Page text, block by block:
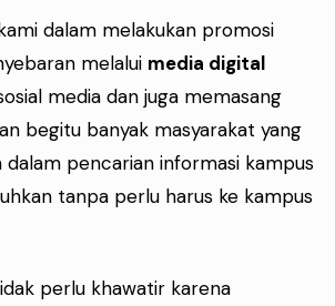
dalam melakukan promosi
melalui media digital
media dan juga memasang
begitu banyak masyarakat yang
dalam pencarian informasi kampus
tanpa perlu harus ke kampus
perlu khawatir karena